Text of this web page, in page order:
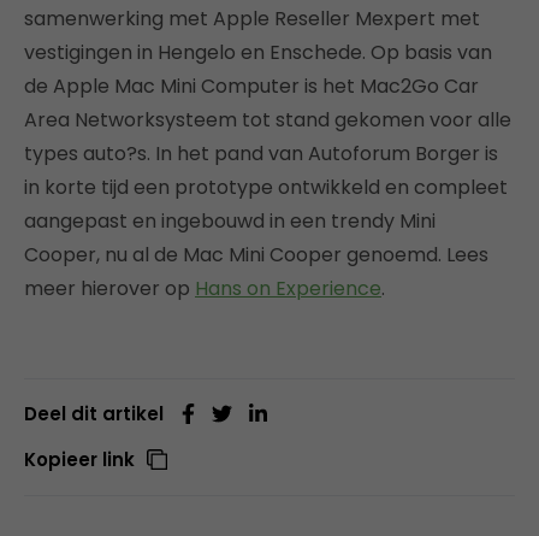
samenwerking met Apple Reseller Mexpert met
vestigingen in Hengelo en Enschede. Op basis van
de Apple Mac Mini Computer is het Mac2Go Car
Area Networksysteem tot stand gekomen voor alle
types auto?s. In het pand van Autoforum Borger is
in korte tijd een prototype ontwikkeld en compleet
aangepast en ingebouwd in een trendy Mini
Cooper, nu al de Mac Mini Cooper genoemd. Lees
meer hierover op Hans on Experience.
Deel dit artikel
Kopieer link